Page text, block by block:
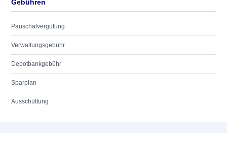
Gebühren
Pauschalvergütung
Verwaltungsgebühr
Depotbankgebühr
Sparplan
Ausschüttung